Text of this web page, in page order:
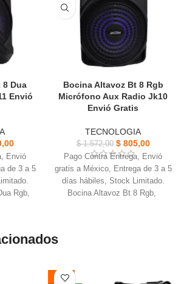
8 Dua
Envió
Envió
de 3 a 5
Rgb,
y tarjeta
de la
Bocina Altavoz Bt 8 Rgb
Micrófono Aux Radio Jk10
Envió Gratis
TECNOLOGIA
$1.572,00 $805,00
Pago Contra Entrega, Envió
gratis a México, Entrega de 3 a 5
días hábiles, Stock Limitado.
Bocina Altavoz Bt 8 Rgb,
FM, ranura para auxiliar y tarjeta
diferentes dispositivos de la
-58%